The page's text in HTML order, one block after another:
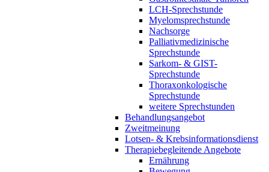
LCH-Sprechstunde
Myelomsprechstunde
Nachsorge
Palliativmedizinische
Sprechstunde
Sarkom- & GIST-
Sprechstunde
Thoraxonkologische
Sprechstunde
weitere Sprechstunden
Behandlungsangebot
Zweitmeinung
Lotsen- & Krebsinformationsdienst
Therapiebegleitende Angebote
Ernährung